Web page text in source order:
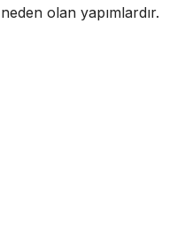
olan yapımlardır.